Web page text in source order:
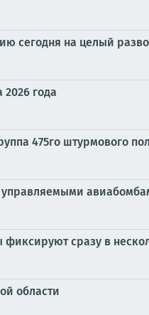
сегодня на целый
2026 года
475го штурмового
сразу в
области